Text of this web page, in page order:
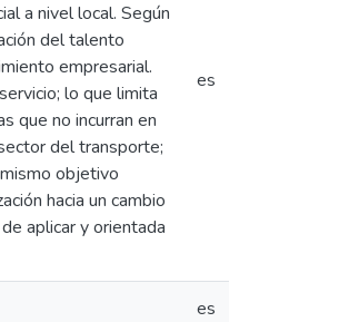
a nivel local. Según
del talento
empresarial.
lo que limita
que no incurran en
del transporte;
objetivo
hacia un cambio
aplicar y orientada
es
es